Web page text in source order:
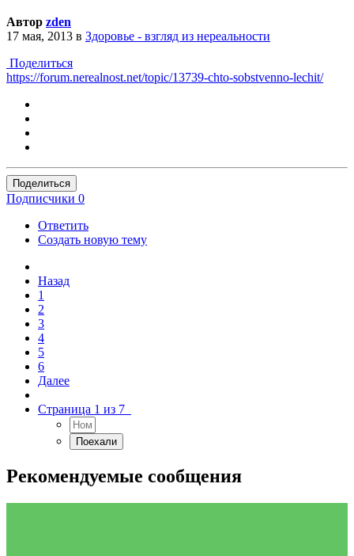
Автор zden
17 мая, 2013 в Здоровье - взгляд из нереальности
Поделиться
https://forum.nerealnost.net/topic/13739-chto-sobstvenno-lechit/
Поделиться
Подписчики 0
Ответить
Создать новую тему
Назад
1
2
3
4
5
6
Далее
Страница 1 из 7
Рекомендуемые сообщения